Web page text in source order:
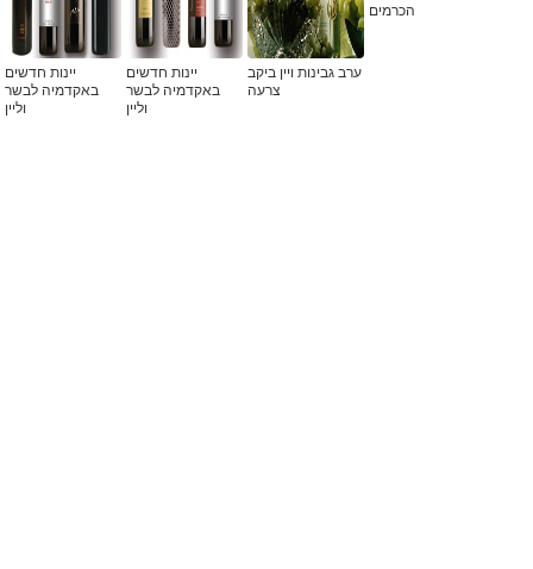
הכרמים
ערב גבינות ויין ביקב
צרעה
יינות חדשים
באקדמיה לבשר
וליין
יינות חדשים
באקדמיה לבשר
וליין